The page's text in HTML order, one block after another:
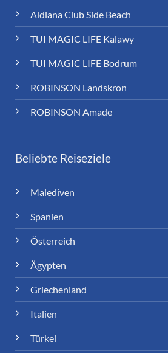
Aldiana Club Side Beach
TUI MAGIC LIFE Kalawy
TUI MAGIC LIFE Bodrum
ROBINSON Landskron
ROBINSON Amade
Beliebte Reiseziele
Malediven
Spanien
Österreich
Ägypten
Griechenland
Italien
Türkei